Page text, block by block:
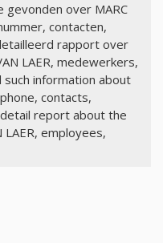
over MARC
contacten,
rapport over
LAER, medewerkers,
information about
contacts,
report about the
LAER, employees,